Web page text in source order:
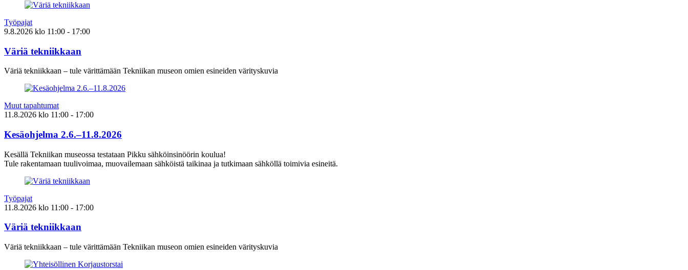
Työpajat
9.8.2026 klo 11:00 - 17:00
Väriä tekniikkaan
Väriä tekniikkaan – tule värittämään Tekniikan museon omien esineiden värityskuvia
Muut tapahtumat
11.8.2026 klo 11:00 - 17:00
Kesäohjelma 2.6.–11.8.2026
Kesällä Tekniikan museossa testataan Pikku sähköinsinöörin koulua!
Tule rakentamaan tuulivoimaa, muovailemaan sähköistä taikinaa ja tutkimaan sähköllä toimivia esineitä.
Työpajat
11.8.2026 klo 11:00 - 17:00
Väriä tekniikkaan
Väriä tekniikkaan – tule värittämään Tekniikan museon omien esineiden värityskuvia